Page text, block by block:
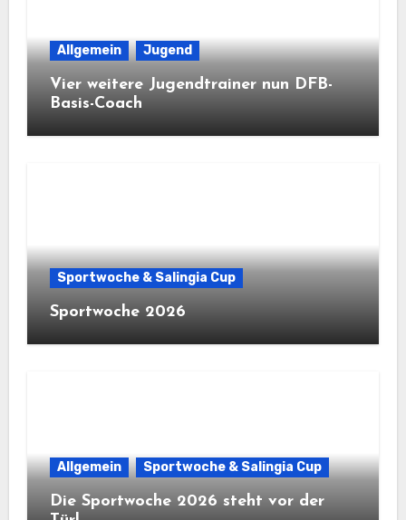
Allgemein Jugend
Vier weitere Jugendtrainer nun DFB-
Basis-Coach
Sportwoche & Salingia Cup
Sportwoche 2026
Allgemein Sportwoche & Salingia Cup
Die Sportwoche 2026 steht vor der